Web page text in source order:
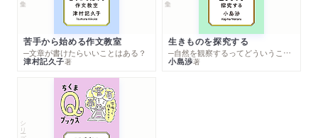
苦手から始める作文教室
─文章が書けたらいいことはある？
津村記久子著
生きものを探究する
─自然を観察するってどういうこと？
小島渉著
シリーズ・全集